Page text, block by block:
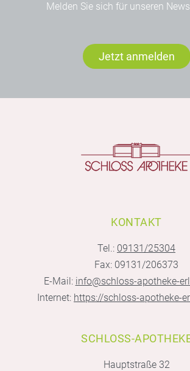
Melden Sie sich für unseren
Jetzt anmelden
KONTAKT
Tel.: 09131/25304
Fax: 09131/206373
E-Mail: info@schloss-apotheke-
Internet: https://schloss-apotheke-
SCHLOSS-
Hauptstraße 32